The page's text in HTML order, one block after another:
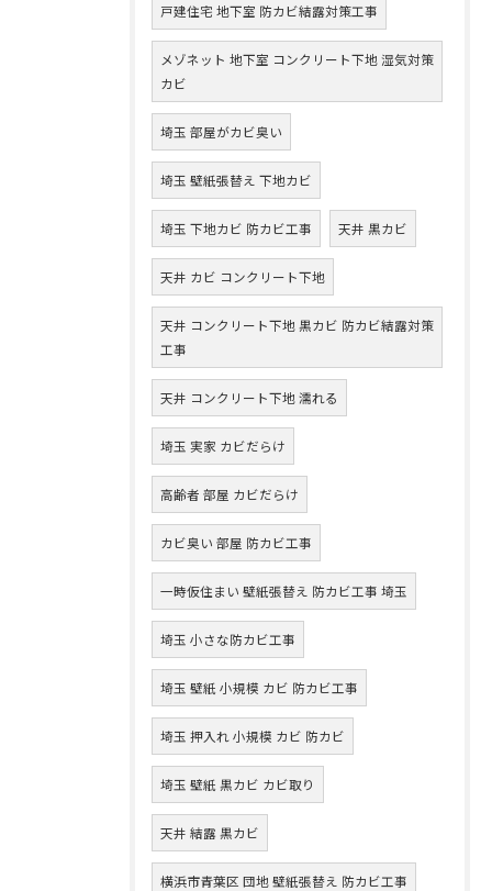
戸建住宅 地下室 防カビ結露対策工事
メゾネット 地下室 コンクリート下地 湿気対策
カビ
埼玉 部屋がカビ臭い
埼玉 壁紙張替え 下地カビ
埼玉 下地カビ 防カビ工事 天井 黒カビ
天井 カビ コンクリート下地
天井 コンクリート下地 黒カビ 防カビ結露対策
工事
天井 コンクリート下地 濡れる
埼玉 実家 カビだらけ
高齢者 部屋 カビだらけ
カビ臭い 部屋 防カビ工事
一時仮住まい 壁紙張替え 防カビ工事 埼玉
埼玉 小さな防カビ工事
埼玉 壁紙 小規模 カビ 防カビ工事
埼玉 押入れ 小規模 カビ 防カビ
埼玉 壁紙 黒カビ カビ取り
天井 結露 黒カビ
横浜市青葉区 団地 壁紙張替え 防カビ工事